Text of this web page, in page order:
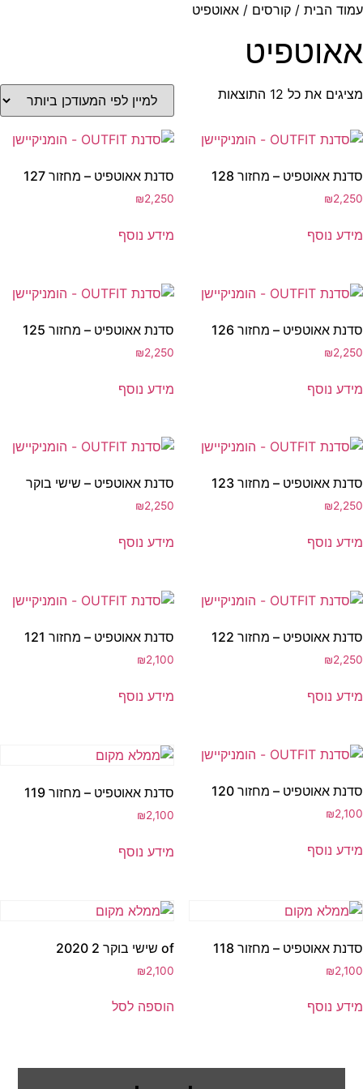
עמוד הבית / קורסים / אאוטפיט
אאוטפיט
מציגים את כל ⁦12⁩ התוצאות
סדנת אאוטפיט – מחזור 128
₪2,250
מידע נוסף
סדנת אאוטפיט – מחזור 127
₪2,250
מידע נוסף
סדנת אאוטפיט – מחזור 126
₪2,250
מידע נוסף
סדנת אאוטפיט – מחזור 125
₪2,250
מידע נוסף
סדנת אאוטפיט – מחזור 123
₪2,250
מידע נוסף
סדנת אאוטפיט – שישי בוקר
₪2,250
מידע נוסף
סדנת אאוטפיט – מחזור 122
₪2,250
מידע נוסף
סדנת אאוטפיט – מחזור 121
₪2,100
מידע נוסף
סדנת אאוטפיט – מחזור 120
₪2,100
מידע נוסף
סדנת אאוטפיט – מחזור 119
₪2,100
מידע נוסף
סדנת אאוטפיט – מחזור 118
₪2,100
מידע נוסף
of שישי בוקר 2 2020
₪2,100
הוספה לסל